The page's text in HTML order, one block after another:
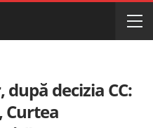
decizia CC:
Curtea